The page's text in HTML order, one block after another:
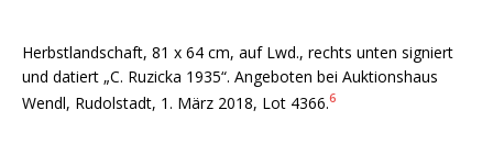
Herbstlandschaft, 81 x 64 cm, auf Lwd., rechts unten signiert
und datiert „C. Ruzicka 1935“. Angeboten bei Auktionshaus
Wendl, Rudolstadt, 1. März 2018, Lot 4366.6